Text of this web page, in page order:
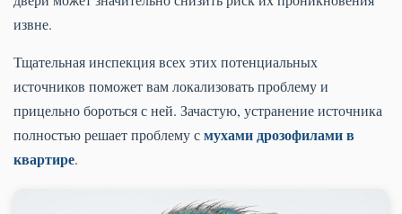
извне.
Тщательная инспекция всех этих потенциальных
источников поможет вам локализовать проблему и
прицельно бороться с ней. Зачастую, устранение источника
полностью решает проблему смухами дрозофилами в
квартире.